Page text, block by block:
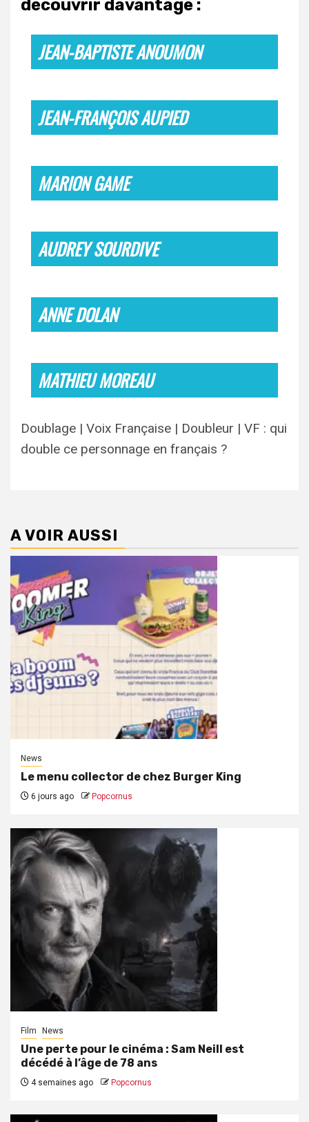
découvrir davantage :
JEAN-BAPTISTE ANOUMON
JEAN-FRANÇOIS AUPIED
MARION GAME
AUDREY SOURDIVE
ANNE DOLAN
MATHIEU MOREAU
Doublage | Voix Française | Doubleur | VF : qui
double ce personnage en français ?
A VOIR AUSSI
News
Le menu collector de chez Burger King
6 jours ago Popcornus
Film News
Une perte pour le cinéma : Sam Neill est
décédé à l’âge de 78 ans
4 semaines ago Popcornus